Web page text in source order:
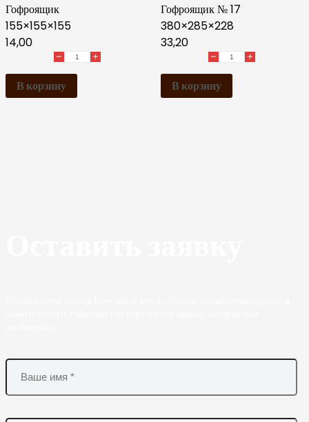
Гофроящик
155×155×155
14,00
В корзину
Гофроящик № 17
380×285×228
33,20
В корзину